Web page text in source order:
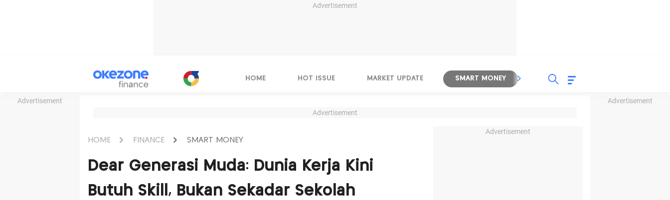
Advertisement
Advertisement Advertisement
HOME HOT ISSUE MARKET UPDATE SMART MONEY INSPIRASI BISNIS
Advertisement
HOME FINANCE SMART MONEY
Dear Generasi Muda: Dunia Kerja Kini
Butuh Skill, Bukan Sekadar Sekolah
Advertisement